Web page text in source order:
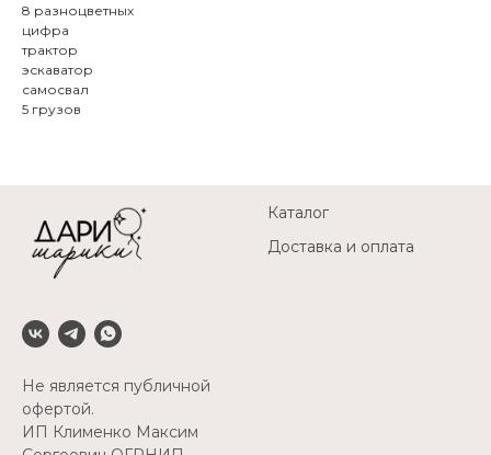
8 разноцветных
цифра
трактор
эскаватор
самосвал
5 грузов
Не является публичной
офертой.
ИП Клименко Максим
Каталог
Доставка и оплата